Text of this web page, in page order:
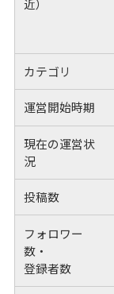
近）
カテゴリ
運営開始時期
現在の運営状
況
投稿数
フォロワー
数・
登録者数